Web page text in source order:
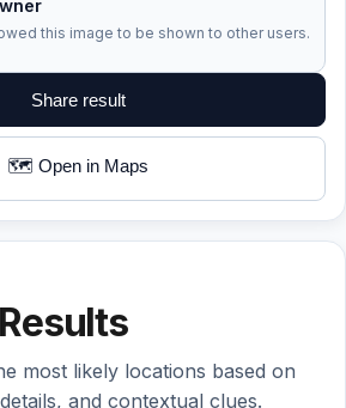
this image to be shown to other users.
Share result
🗺️ Open in Maps
most likely locations based on
and contextual clues.